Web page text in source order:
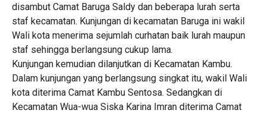
disambut Camat Baruga Saldy dan beberapa lurah serta
staf kecamatan. Kunjungan di kecamatan Baruga ini wakil
Wali kota menerima sejumlah curhatan baik lurah maupun
staf sehingga berlangsung cukup lama.
Kunjungan kemudian dilanjutkan di Kecamatan Kambu.
Dalam kunjungan yang berlangsung singkat itu, wakil Wali
kota diterima Camat Kambu Sentosa. Sedangkan di
Kecamatan Wua-wua Siska Karina Imran diterima Camat